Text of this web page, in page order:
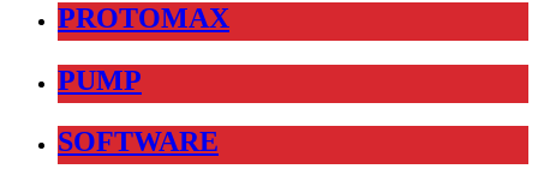
PROTOMAX
PUMP
SOFTWARE